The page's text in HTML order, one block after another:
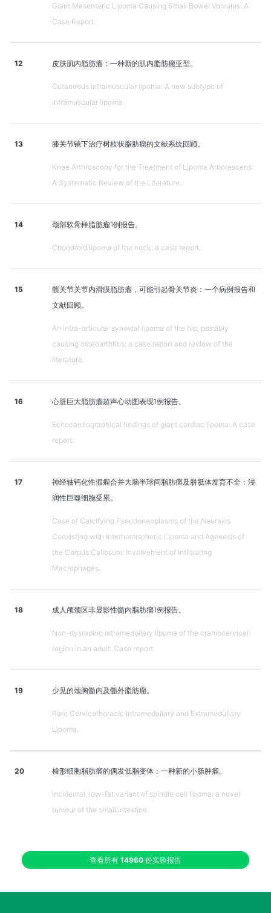
Giant Mesenteric Lipoma Causing Small Bowel Volvulus: A
Case Report.
12 皮肤肌内脂肪瘤：一种新的肌内脂肪瘤亚型。
Cutaneous intramuscular lipoma: A new subtype of
intramuscular lipoma.
13 膝关节镜下治疗树枝状脂肪瘤的文献系统回顾。
Knee Arthroscopy for the Treatment of Lipoma Arborescens:
A Systematic Review of the Literature.
14 颈部软骨样脂肪瘤1例报告。
Chondroid lipoma of the neck: a case report.
15
髋关节关节内滑膜脂肪瘤，可能引起骨关节炎：一个病例报告和
文献回顾。
An intra-articular synovial lipoma of the hip, possibly
causing osteoarthritis: a case report and review of the
literature.
16 心脏巨大脂肪瘤超声心动图表现1例报告。
Echocardiographical findings of giant cardiac lipoma: A case
report.
17
神经轴钙化性假瘤合并大脑半球间脂肪瘤及胼胝体发育不全：浸
润性巨噬细胞受累。
Case of Calcifying Pseudoneoplasms of the Neuraxis
Coexisting with Interhemispheric Lipoma and Agenesis of
the Corpus Callosum: Involvement of Infiltrating
Macrophages.
18 成人颅颈区非显影性髓内脂肪瘤1例报告。
Non-dysraphic intramedullary lipoma of the craniocervical
region in an adult: Case report.
19 少见的颈胸髓内及髓外脂肪瘤。
Rare Cervicothoracic Intramedullary and Extramedullary
Lipoma.
20 梭形细胞脂肪瘤的偶发低脂变体：一种新的小肠肿瘤。
Incidental, low-fat variant of spindle cell lipoma: a novel
tumour of the small intestine.
查看所有 14960 份实验报告